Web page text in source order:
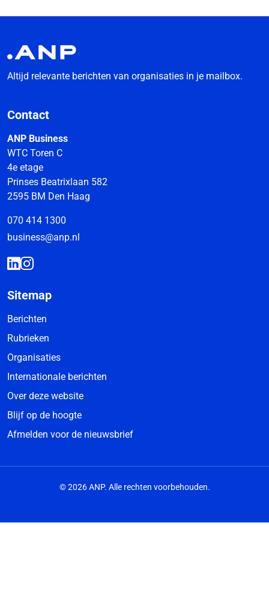
Altijd relevante berichten van organisaties in je mailbox.
Contact
ANP Business
WTC Toren C
4e etage
Prinses Beatrixlaan 582
2595 BM Den Haag
070 414 1300
business@anp.nl
Sitemap
Berichten
Rubrieken
Organisaties
Internationale berichten
Over deze website
Blijf op de hoogte
Afmelden voor de nieuwsbrief
© 2026 ANP. Alle rechten voorbehouden.